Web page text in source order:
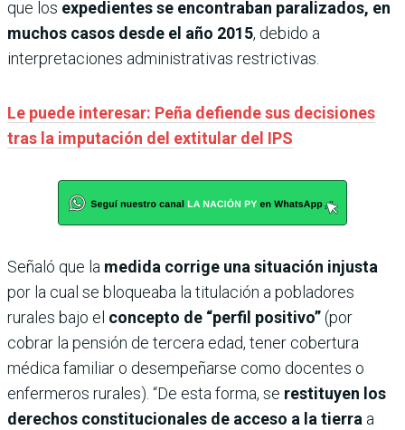
que los expedientes se encontraban paralizados, en
muchos casos desde el año 2015, debido a
interpretaciones administrativas restrictivas.
Le puede interesar: Peña defiende sus decisiones
tras la imputación del extitular del IPS
Señaló que la medida corrige una situación injusta
por la cual se bloqueaba la titulación a pobladores
rurales bajo el concepto de “perfil positivo”(por
cobrar la pensión de tercera edad, tener cobertura
médica familiar o desempeñarse como docentes o
enfermeros rurales). “De esta forma, se restituyen los
derechos constitucionales de acceso a la tierra a